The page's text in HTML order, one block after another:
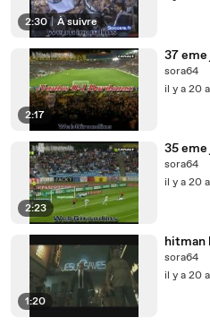
2:30 | À suivre
2:17
37
sora64
il y a 20
2:23
35
sora64
il y a 20
1:20
hitman
sora64
il y a 20